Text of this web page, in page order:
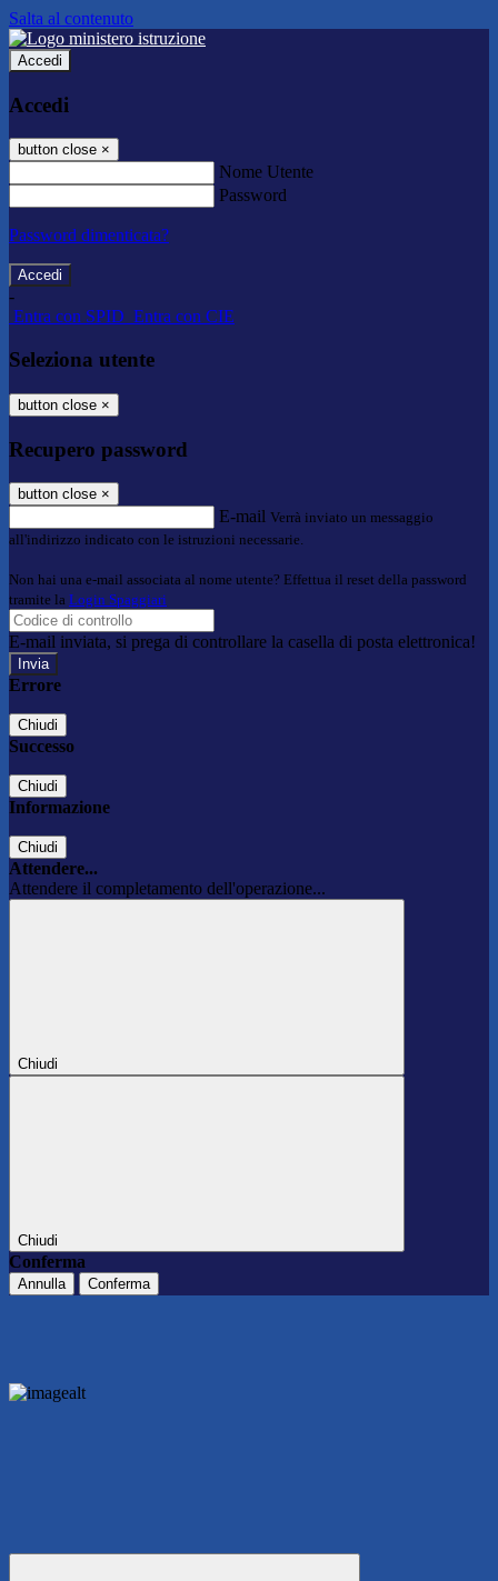
Salta al contenuto
Accedi
Accedi
button close ×
Nome Utente
Password
Password dimenticata?
-
Entra con SPID Entra con CIE
Seleziona utente
button close ×
Recupero password
button close ×
E-mail Verrà inviato un messaggio
all'indirizzo indicato con le istruzioni necessarie.
Non hai una e-mail associata al nome utente? Effettua il reset della password
tramite la Login Spaggiari
E-mail inviata, si prega di controllare la casella di posta elettronica!
Errore
Chiudi
Successo
Chiudi
Informazione
Chiudi
Attendere...
Attendere il completamento dell'operazione...
Chiudi
Chiudi
Conferma
Annulla Conferma